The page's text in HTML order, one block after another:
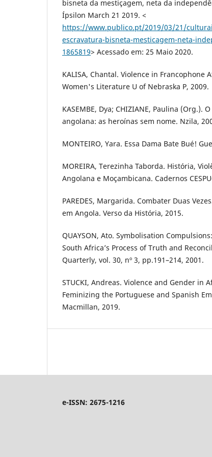
bisneta da mestiçagem, neta da
Ípsilon March 21 2019. <
https://www.publico.pt/2019/03/21/
escravatura-bisneta-mesticagem-neta-
1865819> Acessado em: 25 Maio 2020.
KALISA, Chantal. Violence in Francophone
Women's Literature U of Nebraska P, 2009.
KASEMBE, Dya; CHIZIANE, Paulina (Org.).
angolana: as heroínas sem nome. Nzila,
MONTEIRO, Yara. Essa Dama Bate Bué!
MOREIRA, Terezinha Taborda. História,
Angolana e Moçambicana. Cadernos
PAREDES, Margarida. Combater Duas
em Angola. Verso da História, 2015.
QUAYSON, Ato. Symbolisation
South Africa’s Process of Truth and
Quarterly, vol. 30, nº 3, pp.191–214, 2001.
STUCKI, Andreas. Violence and Gender in
Feminizing the Portuguese and Spanish
Macmillan, 2019.
e-ISSN: 2675-1216